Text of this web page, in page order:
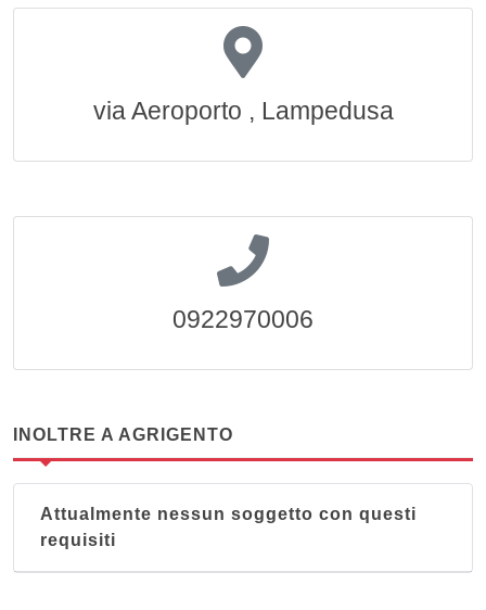
via Aeroporto , Lampedusa
0922970006
INOLTRE A AGRIGENTO
Attualmente nessun soggetto con questi
requisiti